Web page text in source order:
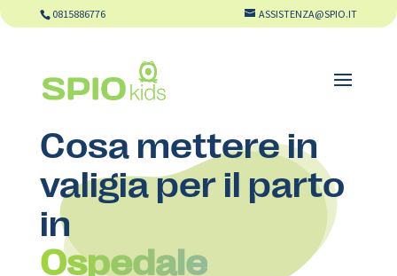
0815886776 ASSISTENZA@SPIO.IT
Cosa mettere in
valigia per il parto
in
Ospedale